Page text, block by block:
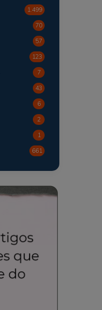
1.499
70
57
123
7
43
6
2
1
661